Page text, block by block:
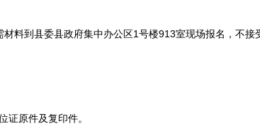
到县委县政府集中办公区1号楼913室现场报名，不接
原件及复印件。